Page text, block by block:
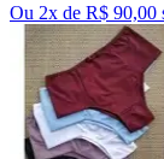
Ou 2x de R$ 90,00